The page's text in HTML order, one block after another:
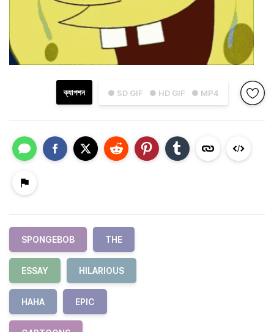
● SD GIF ● HD GIF ● MP4
ক্যাপশন
SPONGEBOB THE
ESSAY HILARIOUS
HAHA EPIC